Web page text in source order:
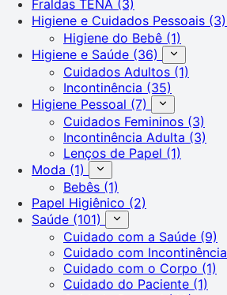
Fraldas TENA (3)
Higiene e Cuidados Pessoais (3)
Higiene do Bebê (1)
Higiene e Saúde (36)
Cuidados Adultos (1)
Incontinência (35)
Higiene Pessoal (7)
Cuidados Femininos (3)
Incontinência Adulta (3)
Lenços de Papel (1)
Moda (1)
Bebês (1)
Papel Higiênico (2)
Saúde (101)
Cuidado com a Saúde (9)
Cuidado com Incontinência
Cuidado com o Corpo (1)
Cuidado do Paciente (1)